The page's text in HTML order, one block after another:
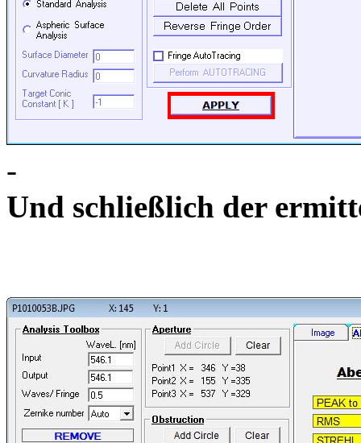
-
Und schließlich der